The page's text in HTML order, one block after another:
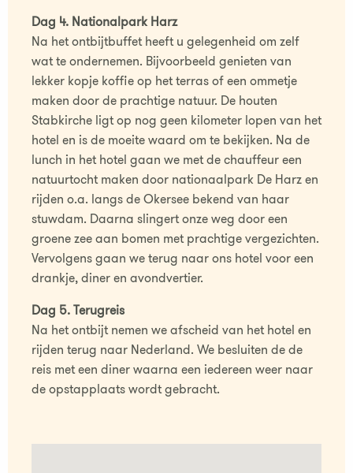
Dag 4. Nationalpark Harz
Na het ontbijtbuffet heeft u gelegenheid om zelf
wat te ondernemen. Bijvoorbeeld genieten van
lekker kopje koffie op het terras of een ommetje
maken door de prachtige natuur. De houten
Stabkirche ligt op nog geen kilometer lopen van het
hotel en is de moeite waard om te bekijken. Na de
lunch in het hotel gaan we met de chauffeur een
natuurtocht maken door nationaalpark De Harz en
rijden o.a. langs de Okersee bekend van haar
stuwdam. Daarna slingert onze weg door een
groene zee aan bomen met prachtige vergezichten.
Vervolgens gaan we terug naar ons hotel voor een
drankje, diner en avondvertier.
Dag 5. Terugreis
Na het ontbijt nemen we afscheid van het hotel en
rijden terug naar Nederland. We besluiten de de
reis met een diner waarna een iedereen weer naar
de opstapplaats wordt gebracht.